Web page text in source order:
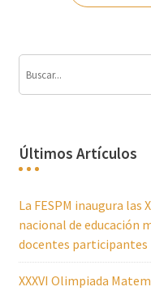
Últimos Artículos
La FESPM inaugura las
nacional de educación
docentes participantes
XXXVI Olimpiada